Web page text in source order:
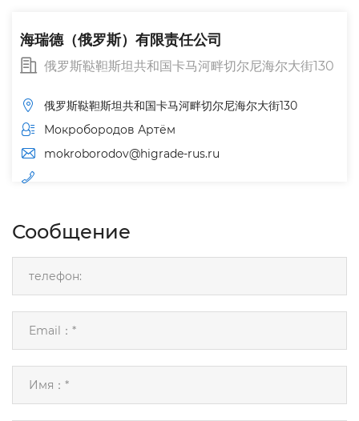
海瑞德（俄罗斯）有限责任公司
俄罗斯鞑靼斯坦共和国卡马河畔切尔尼海尔大街130
俄罗斯鞑靼斯坦共和国卡马河畔切尔尼海尔大街130
Мокробородов Артём
mokroborodov@higrade-rus.ru
Сообщение